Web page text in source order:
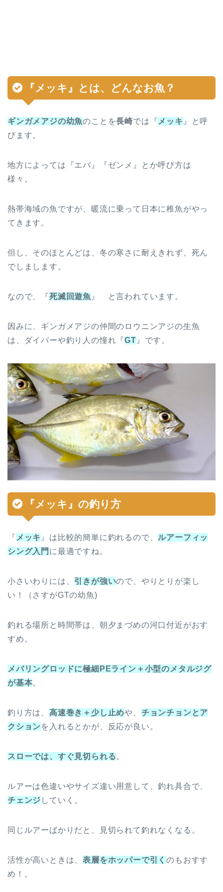
『メッキ』とは、どんなお魚？
ギンガメアジの幼魚のことを長崎では『 メッキ 』と呼
びます。
地方によっては『エバ』『ゼンメ』とか呼び方は
様々。
熱帯海域の魚ですが、暖流に乗って日本に稚魚がやっ
てきます。
但し、そのほとんどは、冬の寒さに耐えきれず、死ん
でしまします。
なので、『死滅回遊魚 』 と言われています。
因みに、ギンガメアジの仲間のロウニンアジの生魚
は、ダイバーや釣り人の憧れ『GT 』です。
『メッキ』の釣り方
『 メッキ 』は比較的簡単に釣れるので、 ルアーフィッ
シング入門 に最適ですね。
小さいわりには、 引きが強いので、やりとりが楽し
い！（さすがGTの幼魚)
釣れる場所と時間帯は、朝夕まづめの河口付近がおす
すめ。
メバリングロッドに極細PEライン＋小型のメタルジグ
が基本。
釣り方は、 高速巻き ＋少し止めや、 チョンチョンとア
クション を入れるとかが、反応が良い。
スローでは、すぐ見切られる。
ルアーは色違いやサイズ違い用意して、釣れ具合で、
チェンジ していく。
同じルアーばかりだと、見切られて釣れなくなる。
活性が高いときは、表層をホッパーで引くのもおすす
め！。